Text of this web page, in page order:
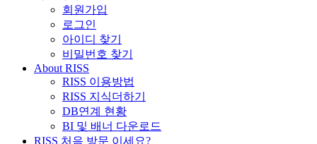
회원가입
로그인
아이디 찾기
비밀번호 찾기
About RISS
RISS 이용방법
RISS 지식더하기
DB연계 현황
BI 및 배너 다운로드
RISS 처음 방문 이세요?